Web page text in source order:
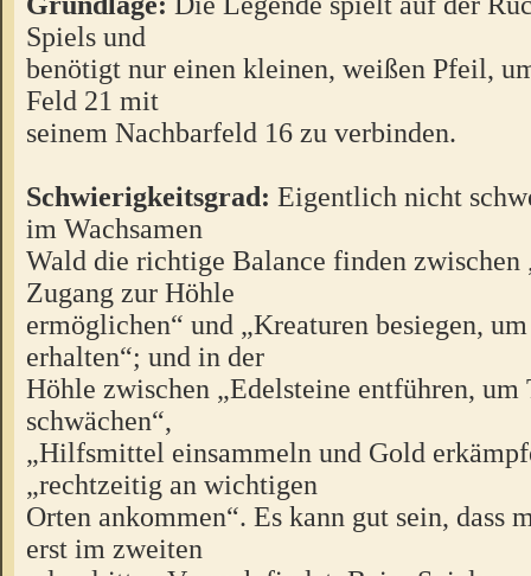
Spiels und
benötigt nur einen kleinen, weißen Pfeil,
Feld 21 mit
seinem Nachbarfeld 16 zu verbinden.
Schwierigkeitsgrad: Eigentlich nicht
im Wachsamen
Wald die richtige Balance finden zwischen
Zugang zur Höhle
ermöglichen“ und „Kreaturen besiegen,
erhalten“; und in der
Höhle zwischen „Edelsteine entführen, um
schwächen“,
„Hilfsmittel einsammeln und Gold
„rechtzeitig an wichtigen
Orten ankommen“. Es kann gut sein, dass
erst im zweiten